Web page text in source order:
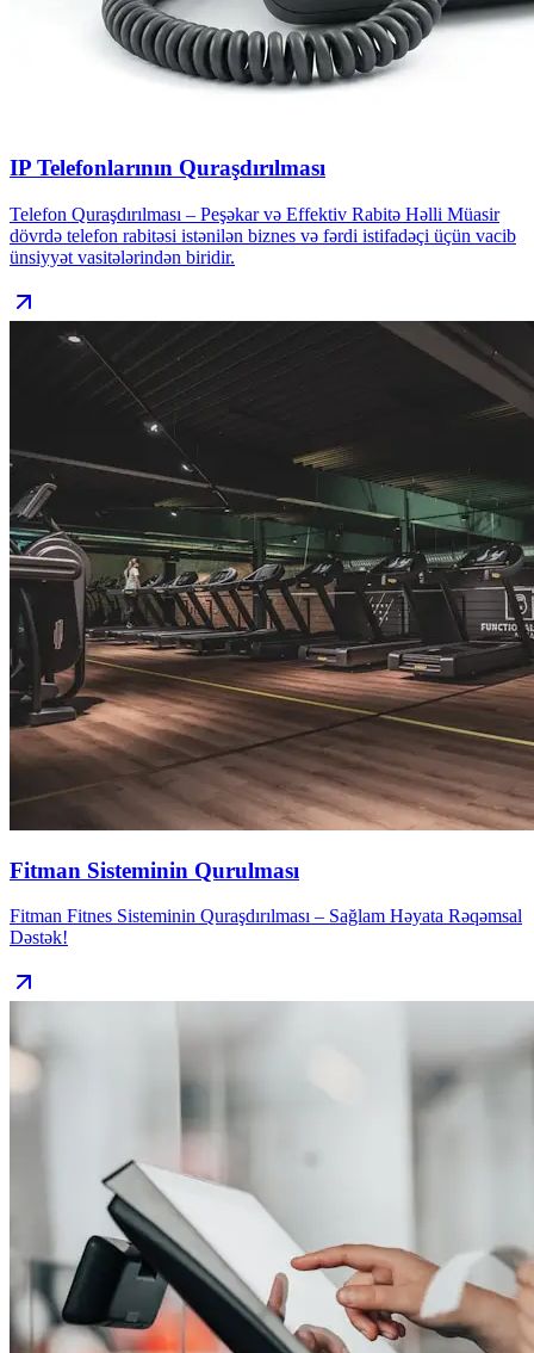
IP Telefonlarının Quraşdırılması
Telefon Quraşdırılması – Peşəkar və Effektiv Rabitə Həlli Müasir
dövrdə telefon rabitəsi istənilən biznes və fərdi istifadəçi üçün vacib
ünsiyyət vasitələrindən biridir.
Fitman Sisteminin Qurulması
Fitman Fitnes Sisteminin Quraşdırılması – Sağlam Həyata Rəqəmsal
Dəstək!